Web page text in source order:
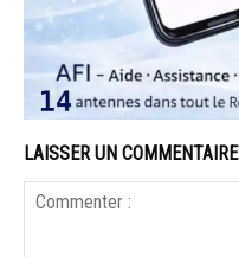
LAISSER UN COMMENTAIRE